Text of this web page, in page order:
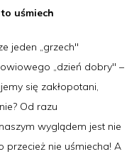
uśmiech
jeden „grzech"
„dzień dobry" –
się zakłopotani,
Od razu
wyglądem jest nie
przecież nie uśmiecha! A